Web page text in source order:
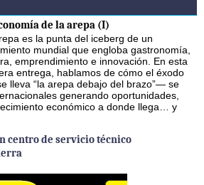
de la arepa (I)
es la punta del iceberg de un
mundial que engloba gastronomía,
emprendimiento e innovación. En esta
entrega, hablamos de cómo el éxodo
lleva “la arepa debajo del brazo”— se
generando oportunidades,
económico a donde llega… y
centro de servicio técnico